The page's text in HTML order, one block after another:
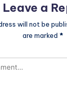
Leave a
will not be
are marked *